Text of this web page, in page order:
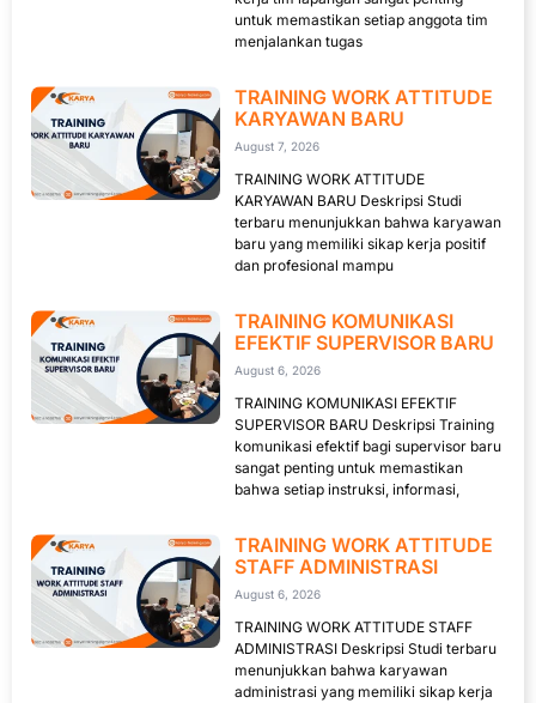
untuk memastikan setiap anggota tim
menjalankan tugas
TRAINING WORK ATTITUDE
KARYAWAN BARU
August 7, 2026
TRAINING WORK ATTITUDE
KARYAWAN BARU Deskripsi Studi
terbaru menunjukkan bahwa karyawan
baru yang memiliki sikap kerja positif
dan profesional mampu
TRAINING KOMUNIKASI
EFEKTIF SUPERVISOR BARU
August 6, 2026
TRAINING KOMUNIKASI EFEKTIF
SUPERVISOR BARU Deskripsi Training
komunikasi efektif bagi supervisor baru
sangat penting untuk memastikan
bahwa setiap instruksi, informasi,
TRAINING WORK ATTITUDE
STAFF ADMINISTRASI
August 6, 2026
TRAINING WORK ATTITUDE STAFF
ADMINISTRASI Deskripsi Studi terbaru
menunjukkan bahwa karyawan
administrasi yang memiliki sikap kerja